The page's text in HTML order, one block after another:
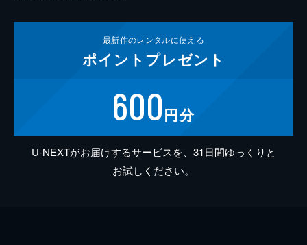
最新作のレンタルに使える
ポイント プレゼント
600円分
U-NEXTがお届けするサービスを、31日間ゆっくりと
お試しください。